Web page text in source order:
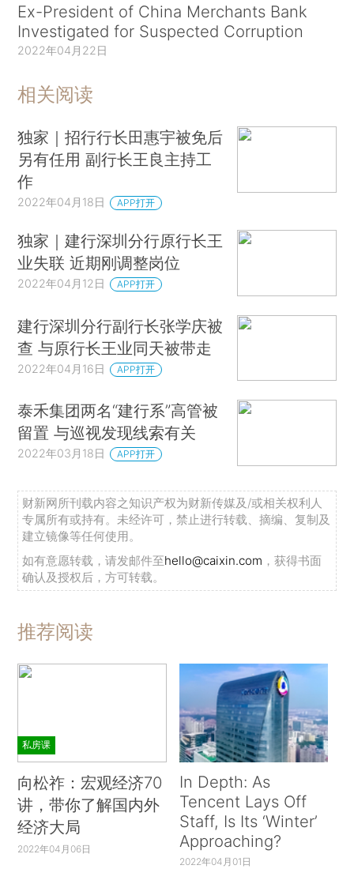
Ex-President of China Merchants Bank
Investigated for Suspected Corruption
2022年04月22日
相关阅读
独家｜招行行长田惠宇被免后
另有任用 副行长王良主持工
作
2022年04月18日 APP打开
独家｜建行深圳分行原行长王
业失联 近期刚调整岗位
2022年04月12日 APP打开
建行深圳分行副行长张学庆被
查 与原行长王业同天被带走
2022年04月16日 APP打开
泰禾集团两名“建行系”高管被
留置 与巡视发现线索有关
2022年03月18日 APP打开
财新网所刊载内容之知识产权为财新传媒及/或相关权利人
专属所有或持有。未经许可，禁止进行转载、摘编、复制及
建立镜像等任何使用。
如有意愿转载，请发邮件至hello@caixin.com ，获得书面
确认及授权后，方可转载。
推荐阅读
私房课
向松祚：宏观经济70
讲，带你了解国内外
经济大局
2022年04月06日
In Depth: As
Tencent Lays Off
Staff, Is Its ‘Winter’
Approaching?
2022年04月01日